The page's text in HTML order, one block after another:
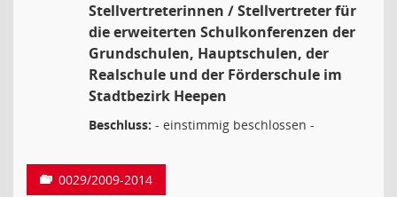
Stellvertreterinnen / Stellvertreter für
die erweiterten Schulkonferenzen der
Grundschulen, Hauptschulen, der
Realschule und der Förderschule im
Stadtbezirk Heepen
Beschluss: - einstimmig beschlossen -
0029/2009-2014